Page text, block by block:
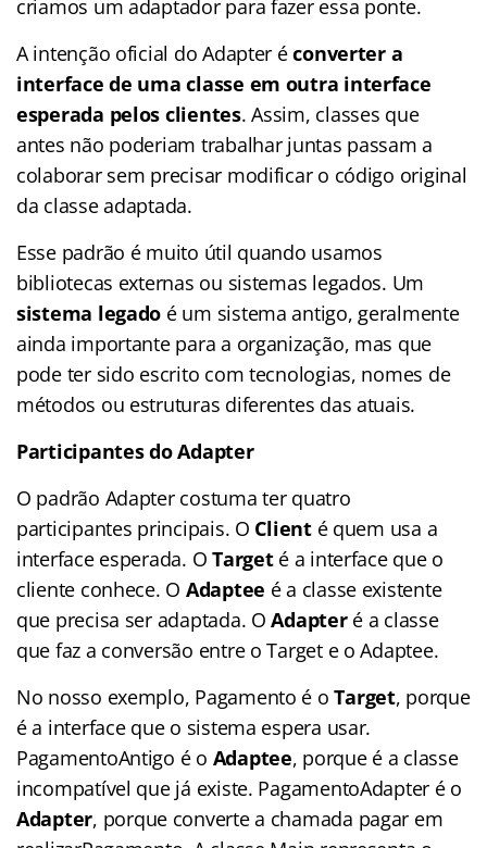
criamos um adaptador para fazer essa ponte.
A intenção oficial do Adapter éconverter a
interface de uma classe em outra interface
esperada pelos clientes. Assim, classes que
antes não poderiam trabalhar juntas passam a
colaborar sem precisar modificar o código original
da classe adaptada.
Esse padrão é muito útil quando usamos
bibliotecas externas ou sistemas legados. Um
sistema legado é um sistema antigo, geralmente
ainda importante para a organização, mas que
pode ter sido escrito com tecnologias, nomes de
métodos ou estruturas diferentes das atuais.
Participantes do Adapter
O padrão Adapter costuma ter quatro
participantes principais. O Clienté quem usa a
interface esperada. OTargeté a interface que o
cliente conhece. O Adaptee é a classe existente
que precisa ser adaptada. OAdapteré a classe
que faz a conversão entre o Target e o Adaptee.
No nosso exemplo, Pagamento é oTarget, porque
é a interface que o sistema espera usar.
PagamentoAntigo é o Adaptee, porque é a classe
incompatível que já existe. PagamentoAdapter é o
Adapter, porque converte a chamada pagar em